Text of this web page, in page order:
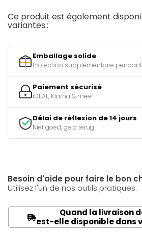
Ce produit est également
variantes.:
Emballage solide
Protection supplémentaire
Paiement sécurisé
iDEAL, Klarna & meer
Délai de réflexion de 14 jours
Niet goed, geld terug
Besoin d'aide pour faire le bon
Utilisez l'un de nos outils pratiques.
Quand la livraison
est-elle disponible dans